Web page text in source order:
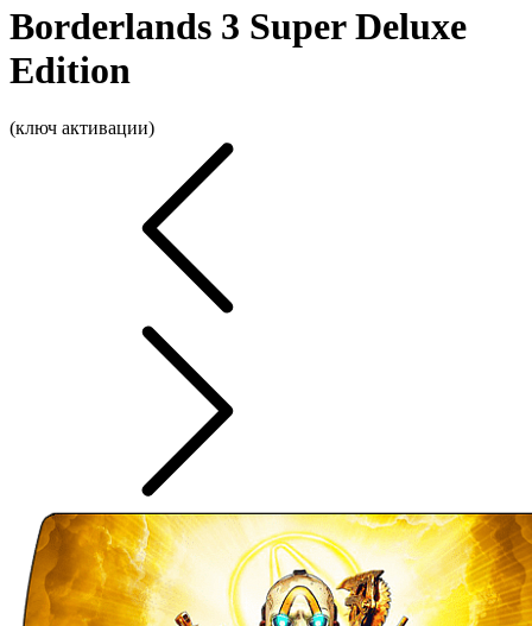
Borderlands 3 Super Deluxe
Edition
(ключ активации)